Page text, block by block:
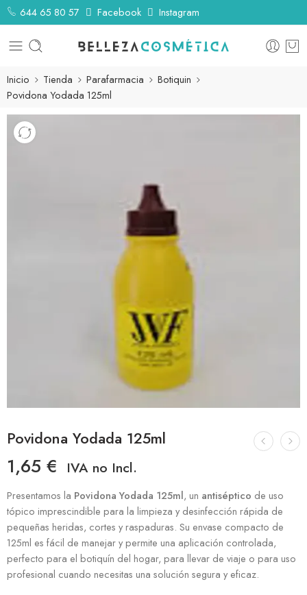
644 65 80 57 Facebook Instagram
Inicio Tienda Parafarmacia
Botiquin
Povidona Yodada 125ml
Povidona Yodada 125ml
1,65 € IVA no Incl.
Presentamos la Povidona Yodada 125ml, un antiséptico de uso
tópico imprescindible para la limpieza y desinfección rápida de
pequeñas heridas, cortes y raspaduras. Su envase compacto de
125ml es fácil de manejar y permite una aplicación controlada,
perfecto para el botiquín del hogar, para llevar de viaje o para uso
profesional cuando necesitas una solución segura y eficaz.